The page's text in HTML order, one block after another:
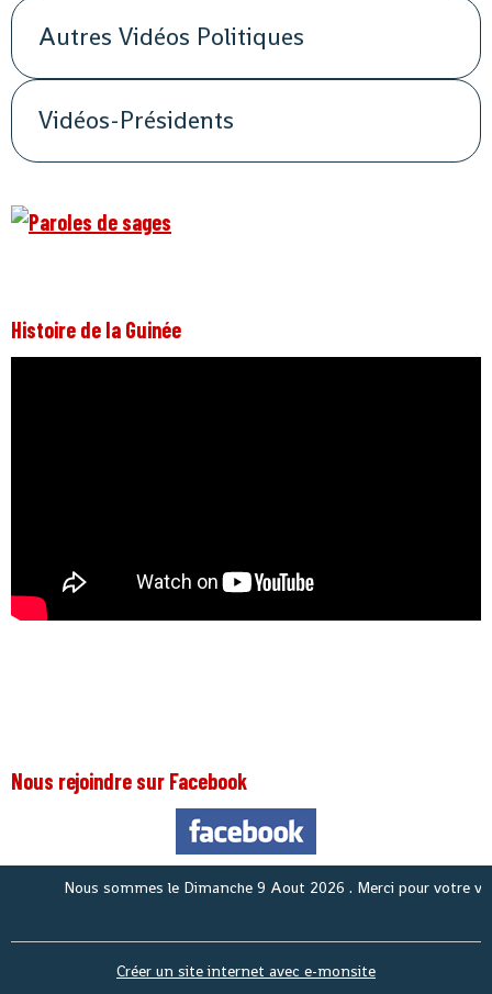
Autres Vidéos Politiques
Vidéos-Présidents
Histoire de la Guinée
Nous rejoindre sur Facebook
Nous sommes leDimanche 9 Aout 2026. Merci pour votre
Créer un site internet avec e-monsite